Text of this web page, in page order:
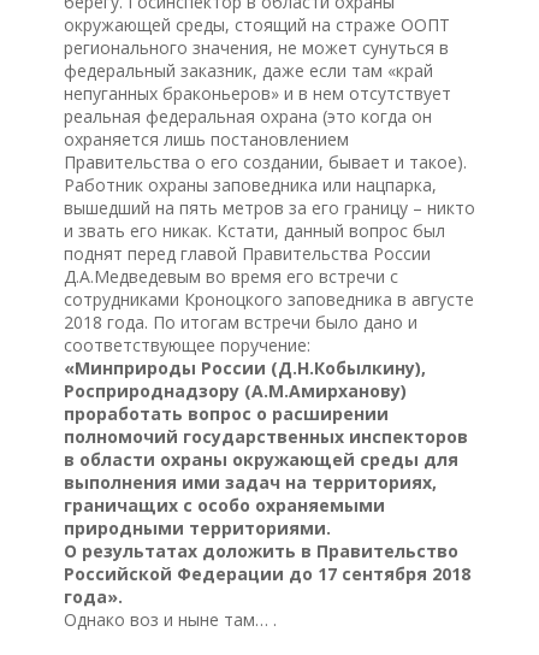
окружающей среды, стоящий на страже ООПТ
регионального значения, не может сунуться в
федеральный заказник, даже если там «край
непуганных браконьеров» и в нем отсутствует
реальная федеральная охрана (это когда он
охраняется лишь постановлением
Правительства о его создании, бывает и такое).
Работник охраны заповедника или нацпарка,
вышедший на пять метров за его границу – никто
и звать его никак. Кстати, данный вопрос был
поднят перед главой Правительства России
Д.А.Медведевым во время его встречи с
сотрудниками Кроноцкого заповедника в августе
2018 года. По итогам встречи было дано и
соответствующее поручение:
«Минприроды России (Д.Н.Кобылкину),
Росприроднадзору (А.М.Амирханову)
проработать вопрос о расширении
полномочий государственных инспекторов
в области охраны окружающей среды для
выполнения ими задач на территориях,
граничащих с особо охраняемыми
природными территориями.
О результатах доложить в Правительство
Российской Федерации до 17 сентября 2018
года».
Однако воз и ныне там… .